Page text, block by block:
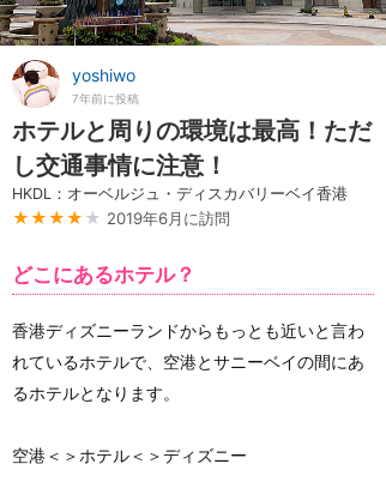
yoshiwo
7年前に投稿
ホテルと周りの環境は最高！ただ
し交通事情に注意！
HKDL：オーベルジュ・ディスカバリーベイ香港
★★★★ ★ 2019年6月に訪問
どこにあるホテル？
香港ディズニーランドからもっとも近いと言わ
れているホテルで、空港とサニーベイの間にあ
るホテルとなります。
空港＜＞ホテル＜＞ディズニー